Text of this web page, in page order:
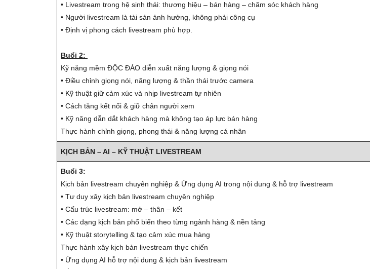
• Livestream trong hệ sinh thái: thương hiệu – bán hàng – chăm sóc khách hàng
• Người livestream là tài sản ảnh hưởng, không phải công cụ
• Định vị phong cách livestream phù hợp.
Buổi 2:
Kỹ năng mềm ĐỘC ĐÁO diễn xuất năng lượng & giọng nói
• Điều chỉnh giọng nói, năng lượng & thần thái trước camera
• Kỹ thuật giữ cảm xúc và nhịp livestream tự nhiên
• Cách tăng kết nối & giữ chân người xem
• Kỹ năng dẫn dắt khách hàng mà không tạo áp lực bán hàng
Thực hành chỉnh giọng, phong thái & năng lượng cá nhân
KỊCH BẢN – AI – KỸ THUẬT LIVESTREAM
Buổi 3:
Kịch bản livestream chuyên nghiệp & Ứng dụng AI trong nội dung & hỗ trợ livestream
• Tư duy xây kịch bản livestream chuyên nghiệp
• Cấu trúc livestream: mở – thân – kết
• Các dạng kịch bản phổ biến theo từng ngành hàng & nền tảng
• Kỹ thuật storytelling & tạo cảm xúc mua hàng
Thực hành xây kịch bản livestream thực chiến
• Ứng dụng AI hỗ trợ nội dung & kịch bản livestream